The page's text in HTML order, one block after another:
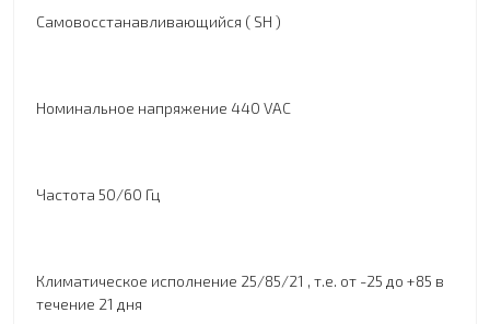
Самовосстанавливающийся ( SH )
Номинальное напряжение 440 VAC
Частота 50/60 Гц
Климатическое исполнение 25/85/21 , т.е. от -25 до +85 в
течение 21 дня